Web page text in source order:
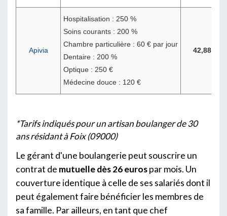
Apivia
Hospitalisation : 250 %
Soins courants : 200 %
Chambre particulière : 60 € par jour
Dentaire : 200 %
Optique : 250 €
Médecine douce : 120 €
42,88 €
*Tarifs indiqués pour un artisan boulanger de 30
ans résidant à Foix (09000)
Le gérant d'une boulangerie peut souscrire un
contrat de mutuelle dès 26 eurospar mois. Un
couverture identique à celle de ses salariés dont il
peut également faire bénéficier les membres de
sa famille. Par ailleurs, en tant que chef